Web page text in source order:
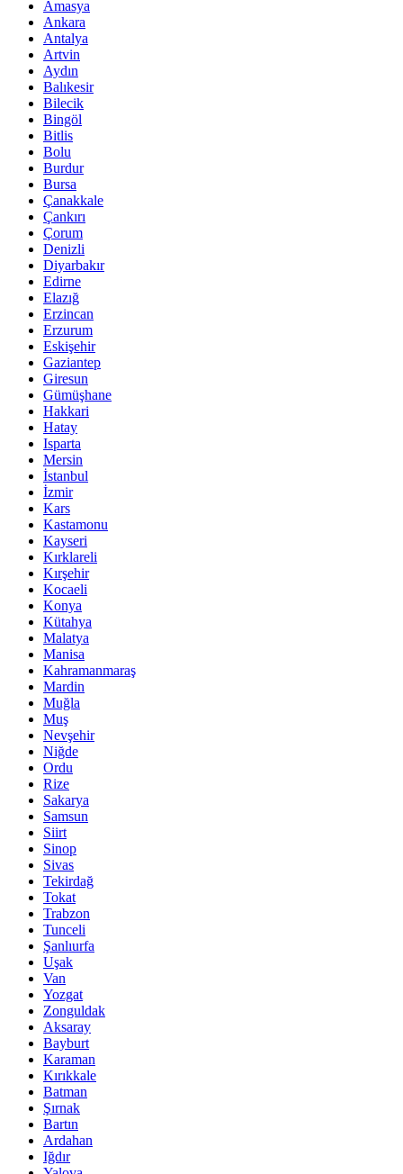
Amasya
Ankara
Antalya
Artvin
Aydın
Balıkesir
Bilecik
Bingöl
Bitlis
Bolu
Burdur
Bursa
Çanakkale
Çankırı
Çorum
Denizli
Diyarbakır
Edirne
Elazığ
Erzincan
Erzurum
Eskişehir
Gaziantep
Giresun
Gümüşhane
Hakkari
Hatay
Isparta
Mersin
İstanbul
İzmir
Kars
Kastamonu
Kayseri
Kırklareli
Kırşehir
Kocaeli
Konya
Kütahya
Malatya
Manisa
Kahramanmaraş
Mardin
Muğla
Muş
Nevşehir
Niğde
Ordu
Rize
Sakarya
Samsun
Siirt
Sinop
Sivas
Tekirdağ
Tokat
Trabzon
Tunceli
Şanlıurfa
Uşak
Van
Yozgat
Zonguldak
Aksaray
Bayburt
Karaman
Kırıkkale
Batman
Şırnak
Bartın
Ardahan
Iğdır